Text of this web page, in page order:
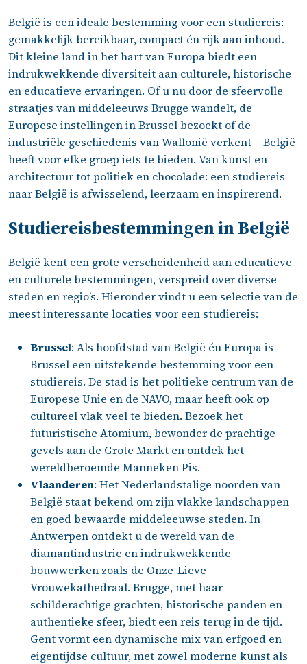
België is een ideale bestemming voor een studiereis:
gemakkelijk bereikbaar, compact én rijk aan inhoud.
Dit kleine land in het hart van Europa biedt een
indrukwekkende diversiteit aan culturele, historische
en educatieve ervaringen. Of u nu door de sfeervolle
straatjes van middeleeuws Brugge wandelt, de
Europese instellingen in Brussel bezoekt of de
industriële geschiedenis van Wallonië verkent – België
heeft voor elke groep iets te bieden. Van kunst en
architectuur tot politiek en chocolade: een studiereis
naar België is afwisselend, leerzaam en inspirerend.
Studiereisbestemmingen in België
België kent een grote verscheidenheid aan educatieve
en culturele bestemmingen, verspreid over diverse
steden en regio’s. Hieronder vindt u een selectie van de
meest interessante locaties voor een studiereis:
Brussel: Als hoofdstad van België én Europa is
Brussel een uitstekende bestemming voor een
studiereis. De stad is het politieke centrum van de
Europese Unie en de NAVO, maar heeft ook op
cultureel vlak veel te bieden. Bezoek het
futuristische Atomium, bewonder de prachtige
gevels aan de Grote Markt en ontdek het
wereldberoemde Manneken Pis.
Vlaanderen: Het Nederlandstalige noorden van
België staat bekend om zijn vlakke landschappen
en goed bewaarde middeleeuwse steden. In
Antwerpen ontdekt u de wereld van de
diamantindustrie en indrukwekkende
bouwwerken zoals de Onze-Lieve-
Vrouwekathedraal. Brugge, met haar
schilderachtige grachten, historische panden en
authentieke sfeer, biedt een reis terug in de tijd.
Gent vormt een dynamische mix van erfgoed en
eigentijdse cultuur, met zowel moderne kunst als